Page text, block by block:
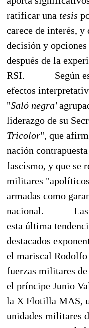
ratificar una tesis
carece de interés,
decisión y
después de la
RSI.
Según
efectos
"Saló negra'
liderazgo de su
Tricolor", que
nación
fascismo, y que se
militares
armadas como
nacional.
esta última
destacados
el mariscal Rodolfo
fuerzas militares
el príncipe Junio
la X Flotilla MAS,
unidades militares